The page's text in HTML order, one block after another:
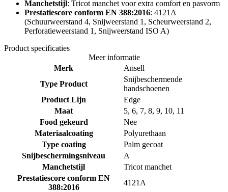
Manchetstijl: Tricot manchet voor extra comfort en pasvorm
Prestatiescore conform EN 388:2016: 4121A
(Schuurweerstand 4, Snijweerstand 1, Scheurweerstand 2,
Perforatieweerstand 1, Snijweerstand ISO A)
Product specificaties
Meer informatie
Merk
Ansell
Type Product
Snijbeschermende
handschoenen
Product Lijn
Edge
Maat
5, 6, 7, 8, 9, 10, 11
Food gekeurd
Nee
Materiaalcoating
Polyurethaan
Type coating
Palm gecoat
Snijbeschermingsniveau
A
Manchetstijl
Tricot manchet
Prestatiescore conform EN
388:2016
4121A